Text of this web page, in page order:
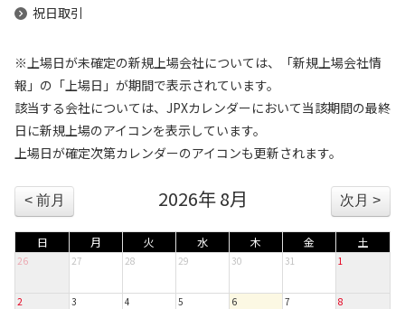
祝日取引
※上場日が未確定の新規上場会社については、「新規上場会社情
報」の「上場日」が期間で表示されています。
該当する会社については、JPXカレンダーにおいて当該期間の最終
日に新規上場のアイコンを表示しています。
上場日が確定次第カレンダーのアイコンも更新されます。
< 前月 次月 >
2026年 8月
日 月 火 水 木 金 土
26 27 28 29 30 31 1
2 3 4 5 6 7
8